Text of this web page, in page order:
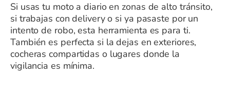
Si usas tu moto a diario en zonas de alto tránsito,
si trabajas con delivery o si ya pasaste por un
intento de robo, esta herramienta es para ti.
También es perfecta si la dejas en exteriores,
cocheras compartidas o lugares donde la
vigilancia es mínima.